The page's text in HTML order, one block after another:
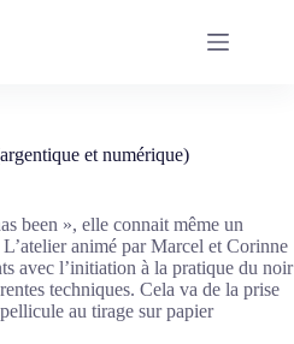
et numérique)
been », elle connait même un
animé par Marcel et Corinne
avec l’initiation à la pratique du noir
techniques. Cela va de la prise
au tirage sur papier